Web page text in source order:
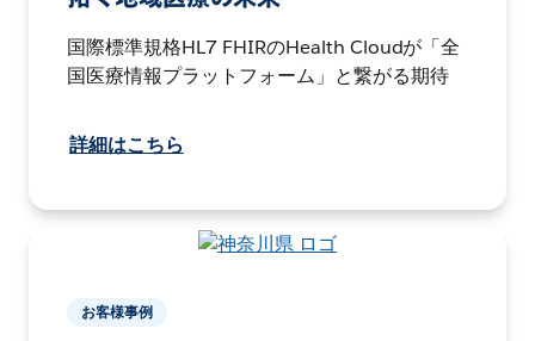
国際標準規格HL7 FHIRのHealth Cloudが「全
国医療情報プラットフォーム」と繋がる期待
詳細はこちら
お客様事例